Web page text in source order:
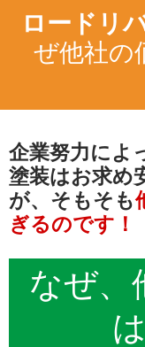
ロードリ
ぜ他社の
企業努力によ
塗装はお求め
が、そもそも
ぎるのです！
なぜ、